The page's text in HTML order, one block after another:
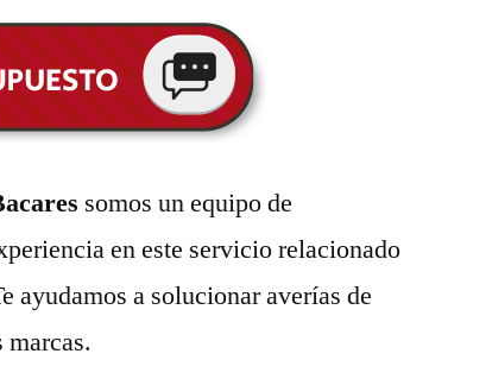
somos un equipo de
en este servicio relacionado
ayudamos a solucionar averías de